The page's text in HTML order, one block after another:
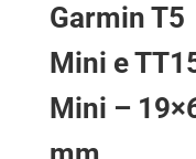
Garmin T5
Mini e
Mini –